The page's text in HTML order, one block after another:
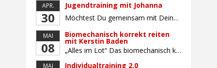
APR.
30
Jugendtraining mit Johanna
Möchtest Du gemeinsam mit Deinem Pferd sicherer und selbstbewusster Reiten, Dich mit gleichaltrigen Teilnehmern (Alter: 9-16 Jahre) austauschen und Dich vielleicht auch auf ein Turnier vorbereiten? Dann bietet Dir dieser Kurs die perfekte Gelegenheit, mit Deinem Pferd gemeinsam zu wachsen und an Sitz, Hilfengebung und Turnierroutine zu arbeiten. Der Unterricht findet in Gruppen von bis […]
MAI
08
Biomechanisch korrekt reiten
mit Kerstin Baden
„Alles im Lot“ Das biomechanisch korrekte Reiten vereint viele wichtige Erkenntnisse der Reitkunst und der Physiologie von Pferd und Reiter miteinander. Ziel ist die größtmögliche Symmetrie des Reiters, denn erst wenn „alles im Lot“ ist, kann das Pferd den Reiter ausbalanciert und losgelassen tragen. Dafür muss der Reiter lernen, die Reaktionen seines Pferdes auf seinen […]
MAI
Individualtraining 2.0